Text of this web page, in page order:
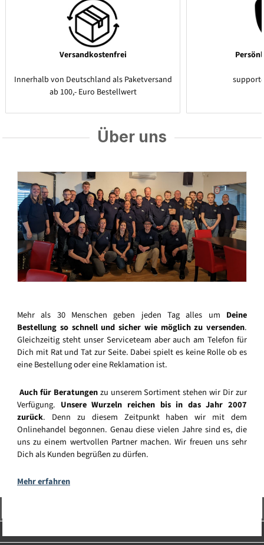
Versandkostenfrei
Innerhalb von Deutschland als Paketversand
ab 100,- Euro Bestellwert
Über uns
Mehr als 30 Menschen geben jeden Tag alles um Deine
Bestellung so schnell und sicher wie möglich zu versenden.
Gleichzeitig steht unser Serviceteam aber auch am Telefon für
Dich mit Rat und Tat zur Seite. Dabei spielt es keine Rolle ob es
eine Bestellung oder eine Reklamation ist.
Auch für Beratungenzu unserem Sortiment stehen wir Dir zur
Verfügung. Unsere Wurzeln reichen bis in das Jahr 2007
zurück. Denn zu diesem Zeitpunkt haben wir mit dem
Onlinehandel begonnen. Genau diese vielen Jahre sind es, die
uns zu einem wertvollen Partner machen. Wir freuen uns sehr
Dich als Kunden begrüßen zu dürfen.
Mehr erfahren